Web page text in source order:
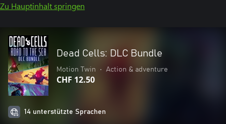
Zu Hauptinhalt springen
Dead Cells: DLC Bundle
Motion Twin • Action & adventure
CHF 12.50
14 unterstützte Sprachen